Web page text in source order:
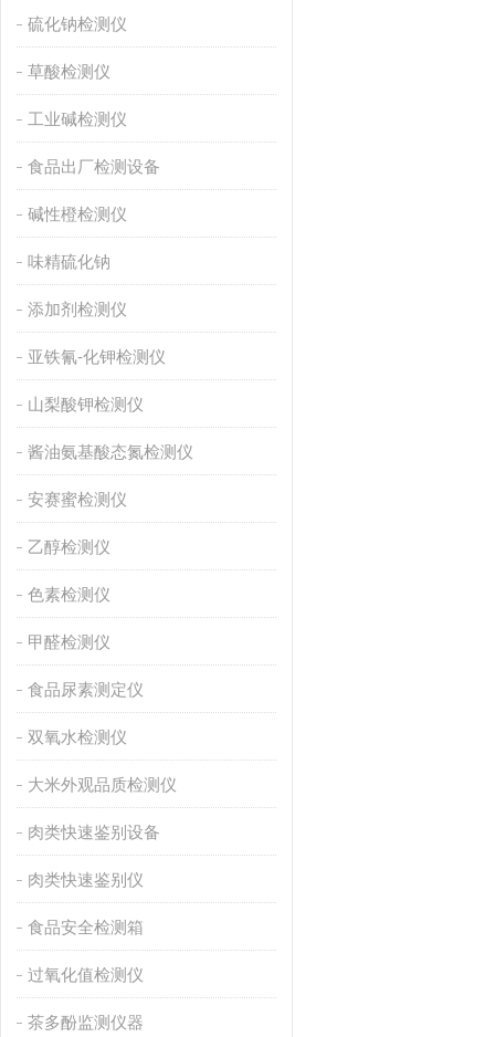
硫化钠检测仪
草酸检测仪
工业碱检测仪
食品出厂检测设备
碱性橙检测仪
味精硫化钠
添加剂检测仪
亚铁氰-化钾检测仪
山梨酸钾检测仪
酱油氨基酸态氮检测仪
安赛蜜检测仪
乙醇检测仪
色素检测仪
甲醛检测仪
食品尿素测定仪
双氧水检测仪
大米外观品质检测仪
肉类快速鉴别设备
肉类快速鉴别仪
食品安全检测箱
过氧化值检测仪
茶多酚监测仪器